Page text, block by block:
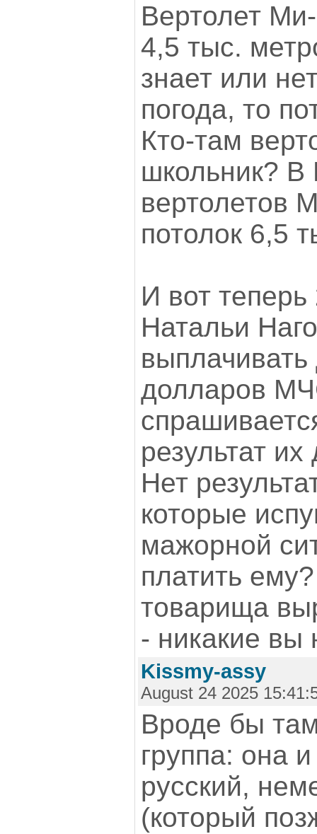
Вертолет
4,5 тыс.
знает или
погода, то
Кто-там
школьник? В
вертолетов
потолок 6,5
И вот
Натальи
выплачивать
долларов
результат
Нет
которые
мажорной
платить
товарища
- никакие вы
Kissmy-assy
August 24 2025
Вроде бы
группа: она
русский,
(который